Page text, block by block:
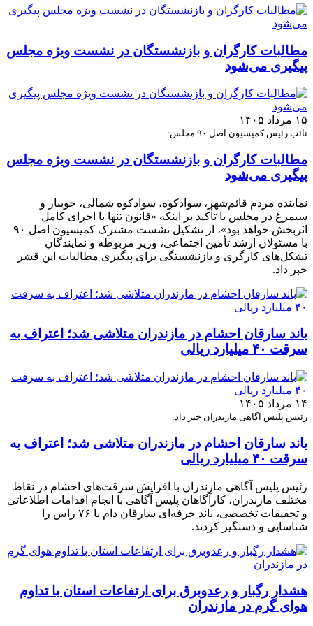
مطالبات کارگران و بازنشستگان در نشست ویژه مجلس
پیگیری می‌شود
۱۵ مرداد ۱۴۰۵
نائب رئیس کمیسیون اصل ۹۰ مجلس:
مطالبات کارگران و بازنشستگان در نشست ویژه مجلس
پیگیری می‌شود
نماینده مردم قائم‌شهر، سوادکوه، سوادکوه شمالی، جویبار و
سیمرغ در مجلس با تأکید بر اینکه «قانون تنها با اجرای کامل
اثربخش خواهد بود»، از تشکیل نشست مشترک کمیسیون اصل ۹۰
با مسئولان ارشد تأمین اجتماعی، وزیر مربوطه و نمایندگان
تشکل‌های کارگری و بازنشستگی برای پیگیری مطالبات این قشر
خبر داد.
باند سارقان احشام در مازندران متلاشی شد؛ اعتراف به
سرقت ۴۰ میلیارد ریالی
۱۴ مرداد ۱۴۰۵
رئیس پلیس آگاهی مازندران خبر داد:
باند سارقان احشام در مازندران متلاشی شد؛ اعتراف به
سرقت ۴۰ میلیارد ریالی
رئیس پلیس آگاهی مازندران با افزایش سرقت‌های احشام در نقاط
مختلف مازندران، کارآگاهان پلیس آگاهی با انجام اقدامات اطلاعاتی
و تحقیقات تخصصی، باند حرفه‌ای سارقان دام با ۷۶ راس را
شناسایی و دستگیر کردند.
هشدار رگبار و رعدوبرق برای ارتفاعات استان با تداوم
هوای گرم در مازندران